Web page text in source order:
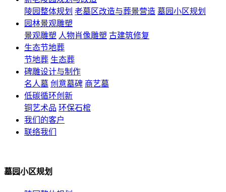
陵园整体规划 老墓区改造与葬景营造 墓园小区规划
园林景观雕塑
景观雕塑 人物肖像雕塑 古建筑修复
生态节地葬
节地葬 生态葬
碑雕设计与制作
名人墓 创意墓碑 商艺墓
低碳循环创新
铜艺术品 环保石棺
我们的客户
联络我们
墓园小区规划